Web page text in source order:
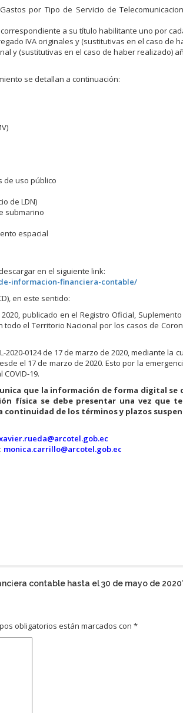
por Tipo de Servicio de
a su título habilitante uno por
IVA originales y (sustitutivas en el caso de
y (sustitutivas en el caso de haber realizado)
se detallan a continuación:
de uso público
de LDN)
submarino
espacial
en el siguiente link:
informacion-financiera-contable/
en este sentido:
publicado en el Registro Oficial,
todo el Territorio Nacional por los casos de
2020-0124 de 17 de marzo de 2020, mediante
el 17 de marzo de 2020. Esto por la
19.
que la información de forma digital se
física se debe presentar una vez que
de los términos y plazos
monica.carrillo@arcotel.gob.ec
contable hasta el 30 de mayo de 2020
obligatorios están marcados con*